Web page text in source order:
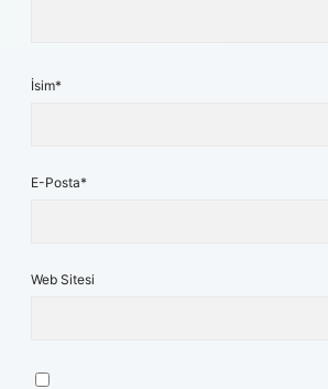
İsim*
E-Posta*
Web Sitesi